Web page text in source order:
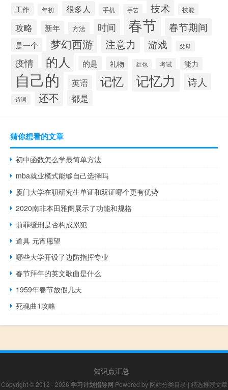
工作 年初 很多人 手机 手艺 技术 技能
攻略 新年 方法 时间 春节 春节期间
是一个 梦幻西游 注意力 游戏 父母
疫情 的人 的是 礼物 红包 考试 能力
自己的 英语 记忆 记忆力 诗人
诗词 还不 都是
猜你想看的文章
初中函数怎么学最简单方法
mba就业模式能够自己选择吗
厦门大学在职研究生单证和双证哪个更有优势
2020南非本田雅阁展示了功能和规格
前罪缓刑是否构成累犯
道具 元宵愿望
哪些大学开设了边防指挥专业
春节拜年的英文歌曲是什么
1959年春节放假几天
死魂曲1攻略
知识点汇总
Copyright © 2012 - 2026 学习计划指导网 Powered by 网站分类目录 | 精选推荐文章